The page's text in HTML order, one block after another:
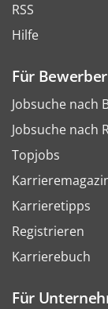
RSS
Hilfe
Für Bewerber
Jobsuche nach
Jobsuche nach
Topjobs
Karrieretipps
Registrieren
Karrierebuch
Für